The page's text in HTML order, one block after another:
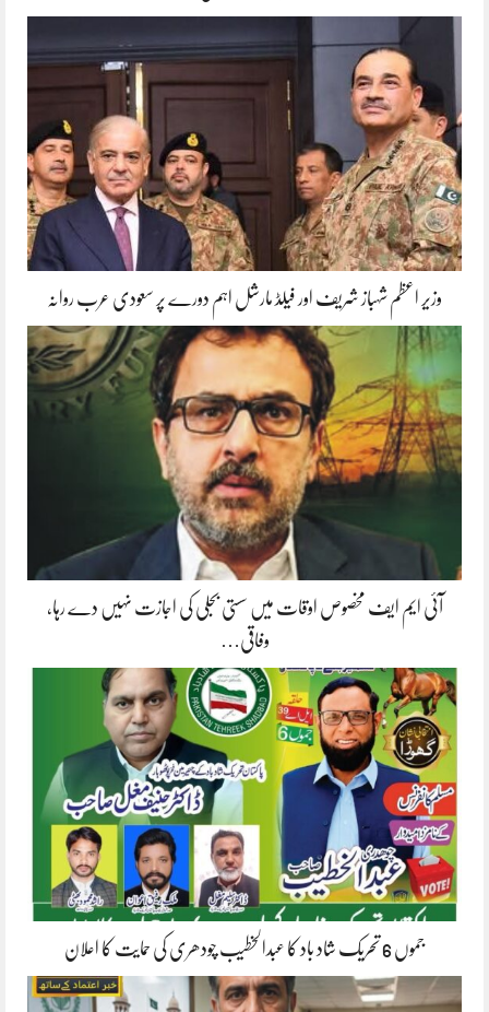
وزیر اعظم شہباز شریف اور فیلڈ مارشل اہم دورے پر سعودی عرب روانہ
آئی ایم ایف مخصوص اوقات میں سستی بجلی کی اجازت نہیں دے رہا،
وفاقی…
جموں 6 تحریک شاد باد کا عبدالخطیب چودھری کی حمایت کا اعلان